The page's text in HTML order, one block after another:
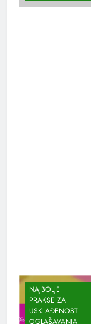
NAJBOLJE
PRAKSE ZA
USKLAĐENOST